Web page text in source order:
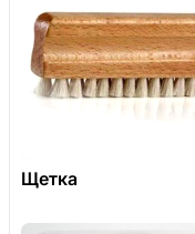
Щетка